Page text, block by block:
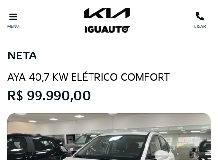
MENU LIGAR
NETA
AYA 40,7 KW ELÉTRICO COMFORT
R$ 99.990,00